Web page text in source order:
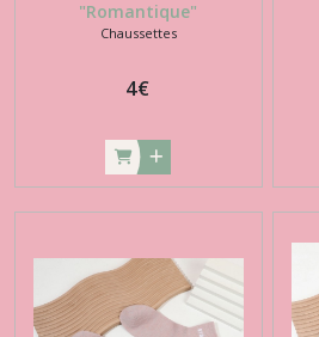
"Romantique"
Chaussettes
4€